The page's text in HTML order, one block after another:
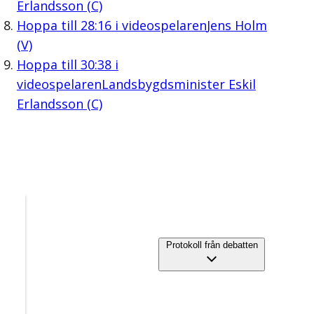
Erlandsson (C)
Hoppa till 28:16i videospelarenJens Holm
(V)
Hoppa till 30:38i
videospelarenLandsbygdsminister Eskil
Erlandsson (C)
Protokoll från debatten